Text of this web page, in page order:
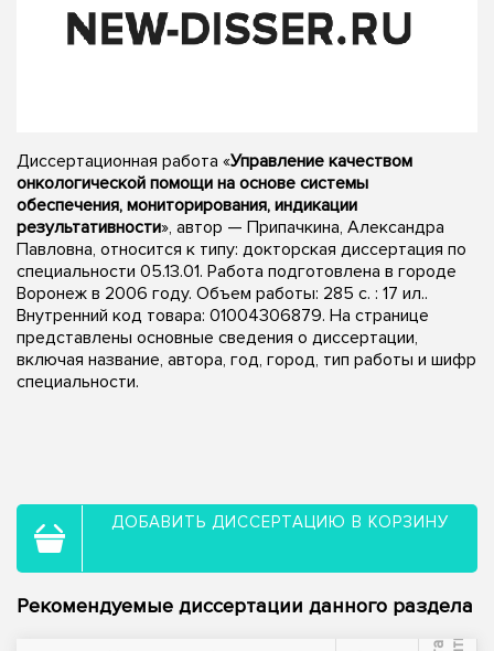
Диссертационная работа «Управление качеством
онкологической помощи на основе системы
обеспечения, мониторирования, индикации
результативности», автор — Припачкина, Александра
Павловна, относится к типу: докторская диссертация по
специальности 05.13.01. Работа подготовлена в городе
Воронеж в 2006 году. Объем работы: 285 с. : 17 ил..
Внутренний код товара: 01004306879. На странице
представлены основные сведения о диссертации,
включая название, автора, год, город, тип работы и шифр
специальности.
ДОБАВИТЬ ДИССЕРТАЦИЮ В КОРЗИНУ
Рекомендуемые диссертации данного раздела